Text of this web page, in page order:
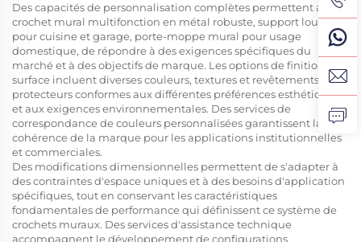
Des capacités de personnalisation complètes permettent au
crochet mural multifonction en métal robuste, support lourd
pour cuisine et garage, porte-moppe mural pour usage
domestique, de répondre à des exigences spécifiques du
marché et à des objectifs de marque. Les options de finition de
surface incluent diverses couleurs, textures et revêtements
protecteurs conformes aux différentes préférences esthétiques
et aux exigences environnementales. Des services de
correspondance de couleurs personnalisées garantissent la
cohérence de la marque pour les applications institutionnelles
et commerciales.
Des modifications dimensionnelles permettent de s'adapter à
des contraintes d'espace uniques et à des besoins d'application
spécifiques, tout en conservant les caractéristiques
fondamentales de performance qui définissent ce système de
crochets muraux. Des services d'assistance technique
accompagnent le développement de configurations